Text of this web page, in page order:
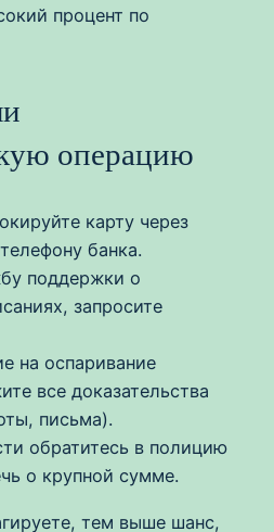
процент по
операцию
карту через
банка.
поддержки о
запросите
на оспаривание
все доказательства
письма).
обратитесь в полицию
о крупной сумме.
тем выше шанс,